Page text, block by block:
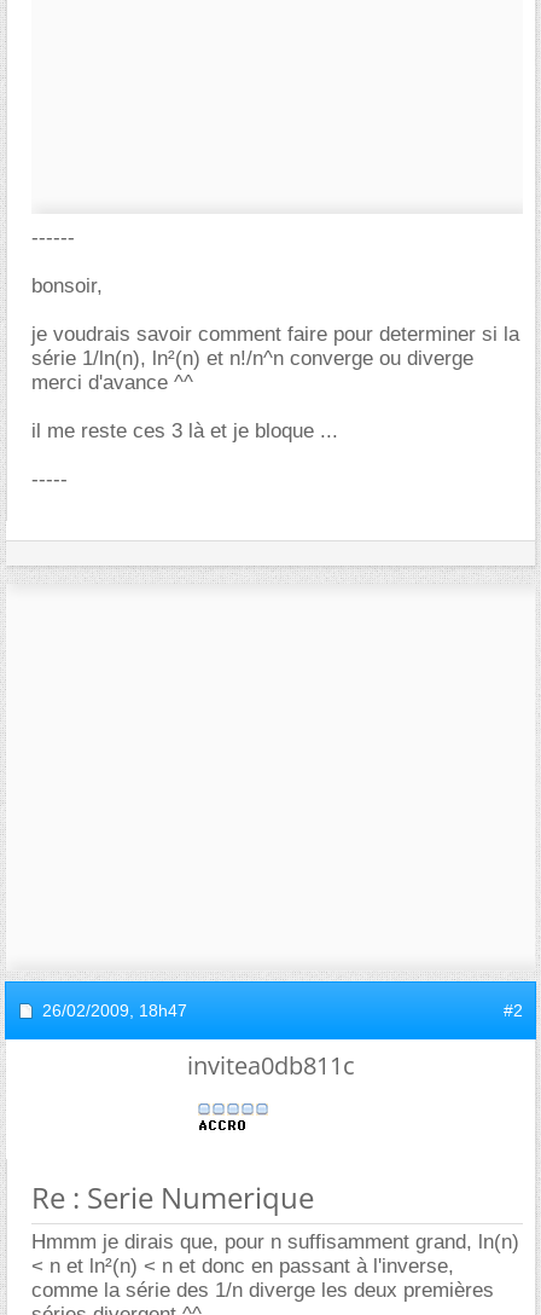
------
bonsoir,
je voudrais savoir comment faire pour determiner si la
série 1/ln(n), ln²(n) et n!/n^n converge ou diverge
merci d'avance ^^
il me reste ces 3 là et je bloque ...
-----
26/02/2009, 18h47 #2
invitea0db811c
Re : Serie Numerique
Hmmm je dirais que, pour n suffisamment grand, ln(n)
< n et ln²(n) < n et donc en passant à l'inverse,
comme la série des 1/n diverge les deux premières